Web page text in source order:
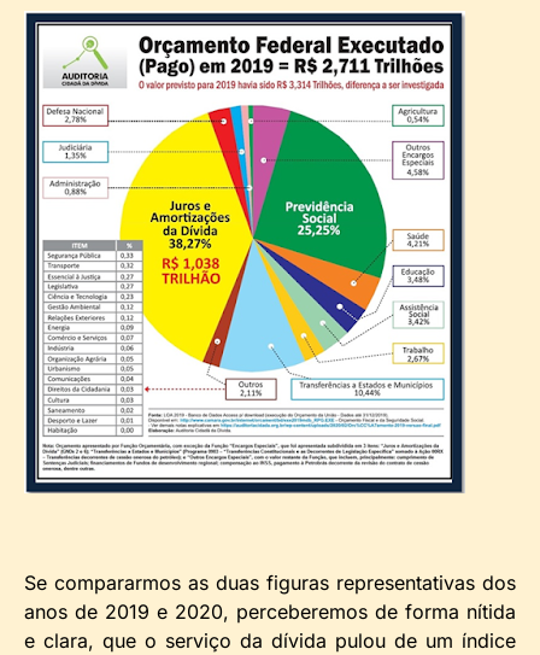
Se compararmos as duas figuras representativas dos
anos de 2019 e 2020, perceberemos de forma nítida
e clara, que o serviço da dívida pulou de um índice